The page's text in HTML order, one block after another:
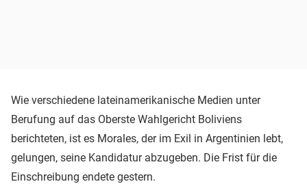
Wie verschiedene lateinamerikanische Medien unter
Berufung auf das Oberste Wahlgericht Boliviens
berichteten, ist es Morales, der im Exil in Argentinien lebt,
gelungen, seine Kandidatur abzugeben. Die Frist für die
Einschreibung endete gestern.